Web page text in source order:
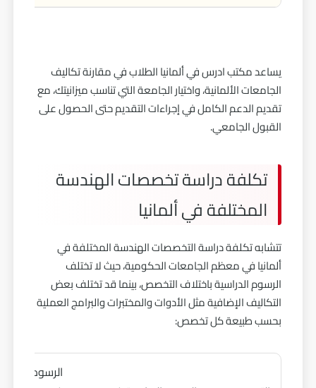
يساعد مكتب ادرس في ألمانيا الطلاب في مقارنة تكاليف
الجامعات الألمانية، واختيار الجامعة التي تناسب ميزانيتك، مع
تقديم الدعم الكامل في إجراءات التقديم حتى الحصول على
القبول الجامعي.
تكلفة دراسة تخصصات الهندسة
المختلفة في ألمانيا
تتشابه تكلفة دراسة التخصصات الهندسة المختلفة في
ألمانيا في معظم الجامعات الحكومية، حيث لا تختلف
الرسوم الدراسية باختلاف التخصص، بينما قد تختلف بعض
التكاليف الإضافية مثل الأدوات والمختبرات والبرامج العملية
بحسب طبيعة كل تخصص:
الرسوم